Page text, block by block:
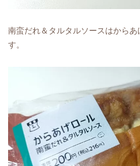
南蛮だれ＆タルタルソースはから
す。